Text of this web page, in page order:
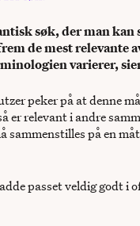
søk, der man
de mest relevante
varierer,
peker på at denne
er relevant i andre
sammenstilles på en
passet veldig godt i